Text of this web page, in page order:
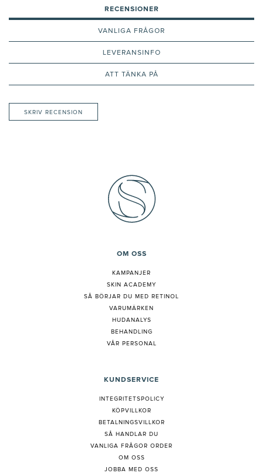
RECENSIONER
VANLIGA FRÅGOR
LEVERANSINFO
ATT TÄNKA PÅ
SKRIV RECENSION
OM OSS
KAMPANJER
SKIN ACADEMY
SÅ BÖRJAR DU MED RETINOL
VARUMÄRKEN
HUDANALYS
BEHANDLING
VÅR PERSONAL
KUNDSERVICE
INTEGRITETSPOLICY
KÖPVILLKOR
BETALNINGSVILLKOR
SÅ HANDLAR DU
VANLIGA FRÅGOR ORDER
OM OSS
JOBBA MED OSS